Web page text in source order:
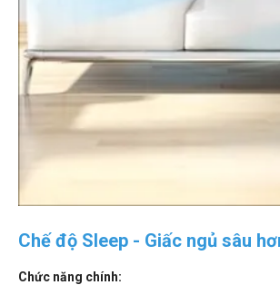
Chế độ Sleep - Giấc ngủ sâu
Chức năng chính: